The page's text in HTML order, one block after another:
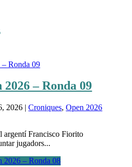
– Ronda 09
2026 |Croniques,Open 2026
argentí Francisco Fiorito
jugadors...